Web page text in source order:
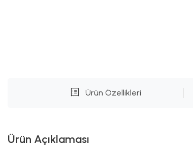
Ürün Özellikleri
Ürün Açıklaması